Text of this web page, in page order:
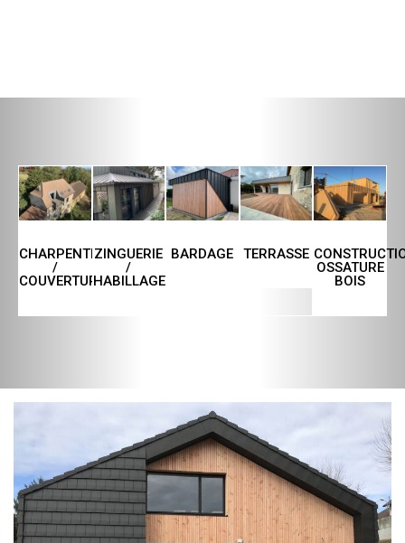
CHARPENTE
/
COUVERTURE
ZINGUERIE
/
HABILLAGE
BARDAGE TERRASSE
OSSATURE
BOIS